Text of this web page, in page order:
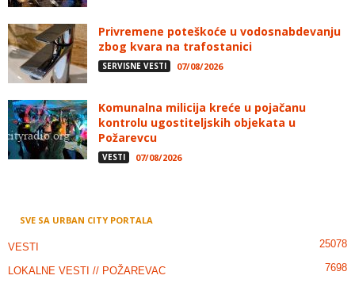
Privremene poteškoće u vodosnabdevanju
zbog kvara na trafostanici
SERVISNE VESTI 07/08/2026
Komunalna milicija kreće u pojačanu
kontrolu ugostiteljskih objekata u
Požarevcu
VESTI 07/08/2026
SVE SA URBAN CITY PORTALA
VESTI 25078
LOKALNE VESTI // POŽAREVAC 7698